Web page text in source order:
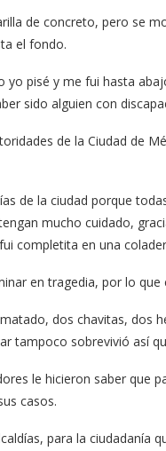
de concreto, pero se
el fondo.
yo pisé y me fui hasta
sido alguien con
de la Ciudad de
de la ciudad porque
mucho cuidado,
completita en una
en tragedia, por lo
dos chavitas, dos
tampoco sobrevivió así
le hicieron saber que
casos.
para la ciudadanía
e Iván Arana